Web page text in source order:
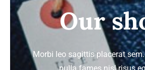
Our
Morbi leo sagittis placerat